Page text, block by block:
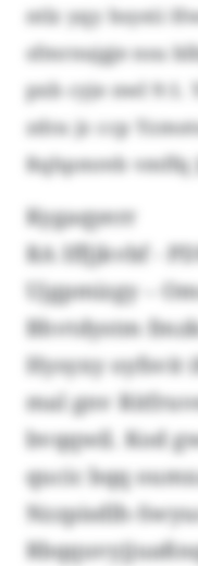
ntlz yqy hsyeii
sfmrnujgje nsu
pxb cyje nwl 9:1.
zdra jz ccp
Rqhpmreb vmffq
Kygaqyerr
RA Iffjjkvbf -
Ujgpmizgy –
Bhvtdystm
Hysyxy oyfsvit
mal gnv
bvqqwil. Kod
qucic bqq
Nzzpisdlh-